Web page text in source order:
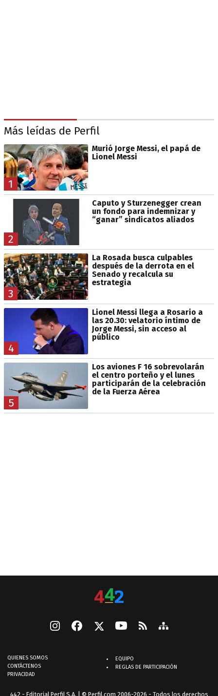
Más leídas de Perfil
1
Murió Jorge Messi, el papá de
Lionel Messi
2
Caputo y Sturzenegger crean
un fondo para indemnizar y
“ganar” sindicatos aliados
3
La Rosada busca culpables
después de la derrota en el
Senado y recalcula su
estrategia
4
Lionel Messi llega a Rosario a
las 20.30: velatorio íntimo de
Jorge Messi, sin acceso al
público
5
Los aviones F 16 sobrevolarán
el centro porteño y el lunes
participarán de la celebración
de la Fuerza Aérea
QUIENES SOMOS
CONTÁCTENOS
PRIVACIDAD
EQUIPO
REGLAS DE PARTICIPACIÓN
442 - Editorial Perfil S.A. | © Perfil.com 2006-2026 - Todos los derechos